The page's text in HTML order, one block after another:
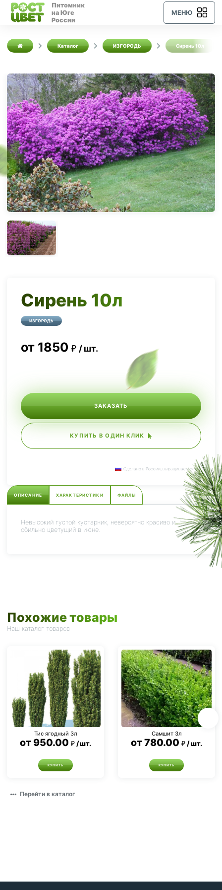
Питомник
на Юге
России
МЕНЮ
Каталог ИЗГОРОДЬ Сирень 10л
Сирень 10л
ИЗГОРОДЬ
от 1850 шт.
ЗАКАЗАТЬ
КУПИТЬ В ОДИН КЛИК
Сделано в России, выращиваем сами.
ОПИСАНИЕ ХАРАКТЕРИСТИКИ ФАЙЛЫ
Невысокий густой кустарник, невероятно красиво и
обильно цветущий в июне.
Похожие товары
Наш каталог товаров
Тис ягодный 3л
от 950.00 шт.
КУПИТЬ
Самшит 3л
от780.00 шт.
КУПИТЬ
Перейти в каталог